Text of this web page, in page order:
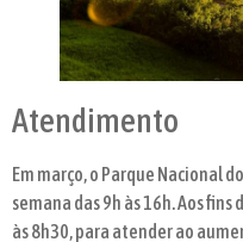
Atendimento
Em março, o Parque Nacional
semana das 9h às 16h. Aos
às 8h30, para atender ao